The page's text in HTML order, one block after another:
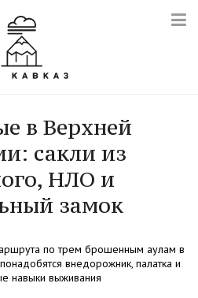
в Верхней
сакли из
НЛО и
замок
по трем брошенным аулам в
внедорожник, палатка и
навыки выживания